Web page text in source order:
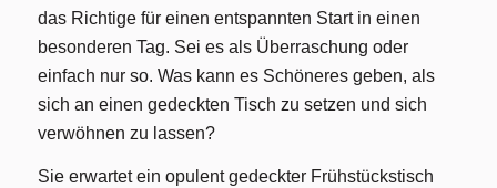
das Richtige für einen entspannten Start in einen
besonderen Tag. Sei es als Überraschung oder
einfach nur so. Was kann es Schöneres geben, als
sich an einen gedeckten Tisch zu setzen und sich
verwöhnen zu lassen?
Sie erwartet ein opulent gedeckter Frühstückstisch